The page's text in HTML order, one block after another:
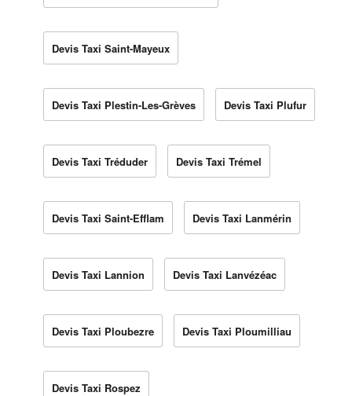
Devis Taxi Saint-Mayeux
Devis Taxi Plestin-Les-Grèves Devis Taxi Plufur
Devis Taxi Tréduder Devis Taxi Trémel
Devis Taxi Saint-Efflam Devis Taxi Lanmérin
Devis Taxi Lannion Devis Taxi Lanvézéac
Devis Taxi Ploubezre Devis Taxi Ploumilliau
Devis Taxi Rospez